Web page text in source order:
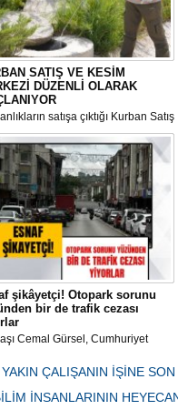
SATIŞ VE KESİM
DÜZENLİ OLARAK
satışa çıktığı Kurban Satış
Merkezi, haşere ve
önüne geçilmesi amacıyla
Gölbaşı Belediyesi ekipleri
düzenli olarak ilaçlanıyor.
şikâyetçi! Otopark sorunu
bir de trafik cezası
Cemal Gürsel, Cumhuriyet
esnaf ve alışverişe gelen
park cezaları yüzünden
bezdi.
ÇALIŞANIN İŞİNE
İNSANLARININ